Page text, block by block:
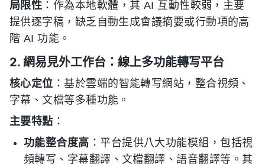
局限性 ：作為本地軟體，其 AI 互動性較弱，主要
提供逐字稿，缺乏自動生成會議摘要或行動項的高
階 AI 功能。
2. 網易見外工作台：線上多功能轉写平台
核心定位 ：基於雲端的智能轉写網站，整合視頻、
字幕、文檔等多種功能。
主要特點 ：
功能整合度高 ：平台提供八大功能模組，包括視
頻轉写、字幕翻譯、文檔翻譯、語音翻譯等。其